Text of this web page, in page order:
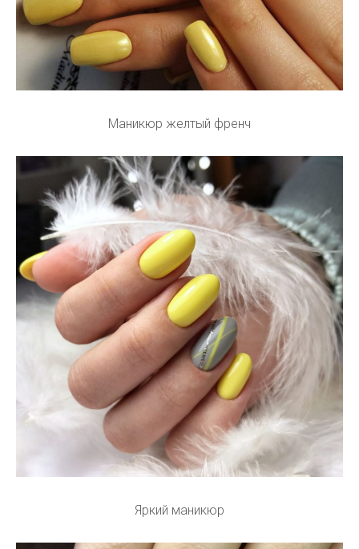
Маникюр желтый френч
Яркий маникюр